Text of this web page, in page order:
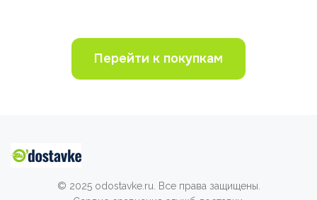
Перейти к покупкам
© 2025 odostavke.ru. Все права защищены.